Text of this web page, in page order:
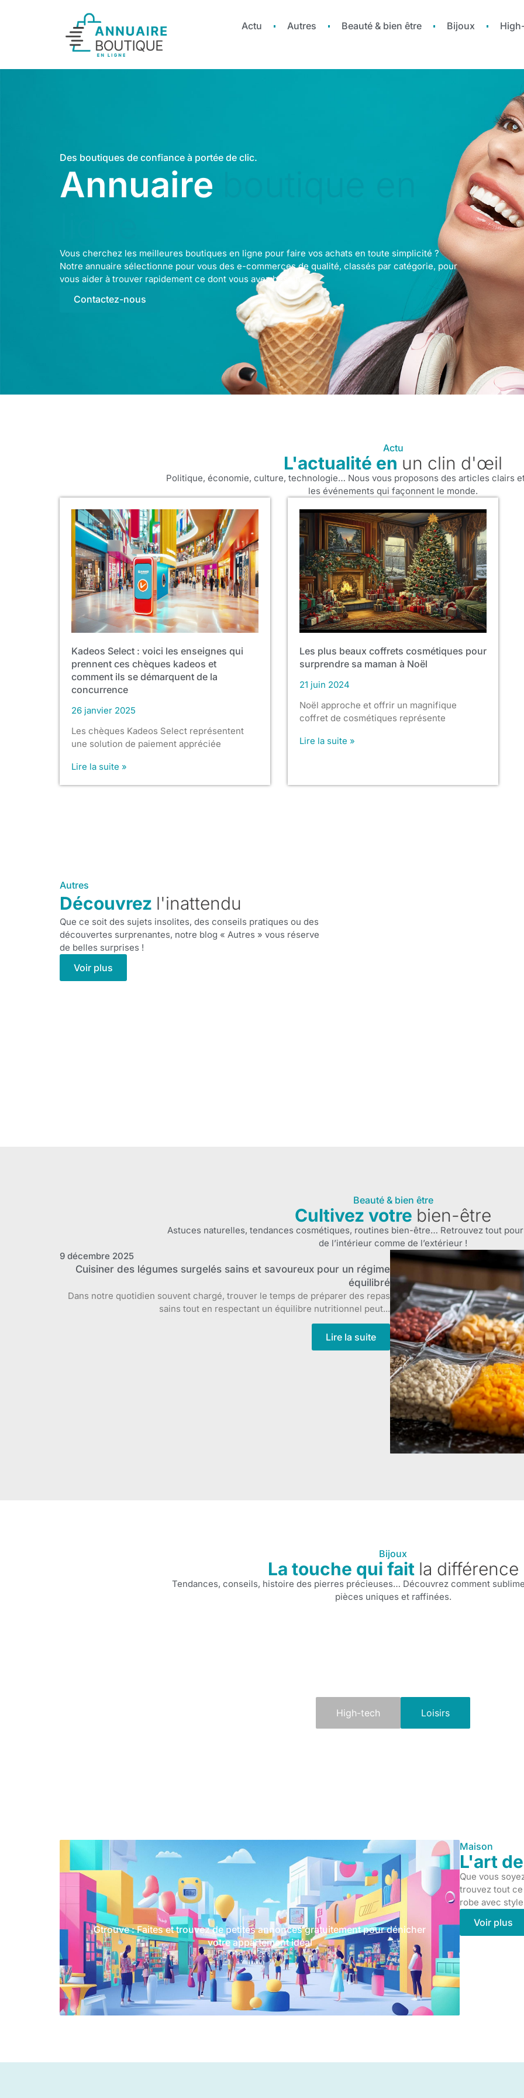
Actu Autres Beauté & bien être Bijoux
Des boutiques de confiance à portée de clic.
Annuaire
Vous cherchez les meilleures boutiques en ligne pour faire vos achats en toute simplicité ?
Notre annuaire sélectionne pour vous des e-commerces de qualité, classés par catégorie, pour
vous aider à trouver rapidement ce dont vous avez besoin.
Contactez-nous
Actu
L'actualité en un clin d'œil
Politique, économie, culture, technologie… Nous vous proposons des articles clairs
les événements qui façonnent le monde.
Kadeos Select : voici les enseignes qui
prennent ces chèques kadeos et
comment ils se démarquent de la
concurrence
26 janvier 2025
Les chèques Kadeos Select représentent
une solution de paiement appréciée
Lire la suite »
Les plus beaux coffrets cosmétiques pour
surprendre sa maman à Noël
21 juin 2024
Noël approche et offrir un magnifique
coffret de cosmétiques représente
Lire la suite »
Autres
Découvrez l'inattendu
Que ce soit des sujets insolites, des conseils pratiques ou des
découvertes surprenantes, notre blog « Autres » vous réserve
de belles surprises !
Voir plus
Beauté & bien être
Cultivez votre bien-être
Astuces naturelles, tendances cosmétiques, routines bien-être… Retrouvez tout
de l’intérieur comme de l’extérieur !
9 décembre 2025
Cuisiner des légumes surgelés sains et savoureux pour un régime
équilibré
Dans notre quotidien souvent chargé, trouver le temps de préparer des repas
sains tout en respectant un équilibre nutritionnel peut...
Lire la suite
Bijoux
La touche qui fait la différence
Tendances, conseils, histoire des pierres précieuses… Découvrez comment
pièces uniques et raffinées.
High-tech Loisirs
Gtrouve : Faites et trouvez de petites annonces gratuitement pour dénicher
votre appartement idéal
Gtrouve s'affirme comme une plateforme innovante de petites annonces gratuites,
Le
Maison
L'art
Que vous
trouvez tout
robe avec
Voir plus